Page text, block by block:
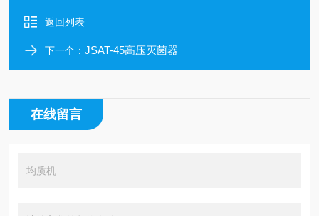
返回列表
下一个：JSAT-45高压灭菌器
在线留言